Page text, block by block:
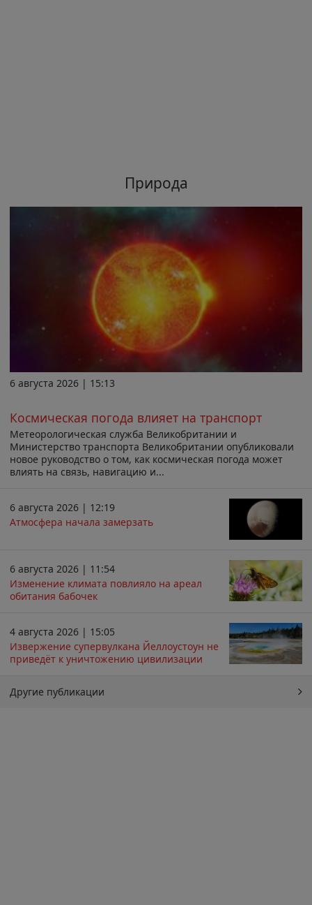
Природа
6 августа 2026 | 15:13
Космическая погода влияет на транспорт
Метеорологическая служба Великобритании и
Министерство транспорта Великобритании опубликовали
новое руководство о том, как космическая погода может
влиять на связь, навигацию и...
6 августа 2026 | 12:19
Атмосфера начала замерзать
6 августа 2026 | 11:54
Изменение климата повлияло на ареал
обитания бабочек
4 августа 2026 | 15:05
Извержение супервулкана Йеллоустоун не
приведёт к уничтожению цивилизации
Другие публикации